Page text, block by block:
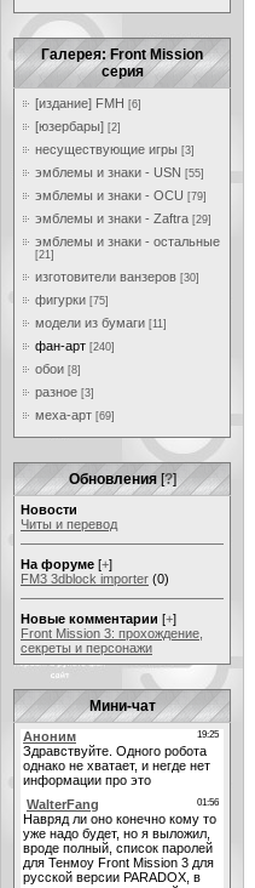
Галерея: Front Mission
серия
[издание] FMH [6]
[юзербары] [2]
несуществующие игры [3]
эмблемы и знаки - USN [55]
эмблемы и знаки - OCU [79]
эмблемы и знаки - Zaftra [29]
эмблемы и знаки - остальные
[21]
изготовители ванзеров [30]
фигурки [75]
модели из бумаги [11]
фан-арт [240]
обои [8]
разное [3]
меха-арт [69]
Обновления [?]
Новости
Читы и перевод
На форуме [+]
FM3 3dblock importer (0)
Новые комментарии [+]
Front Mission 3: прохождение,
секреты и персонажи
Мини-чат